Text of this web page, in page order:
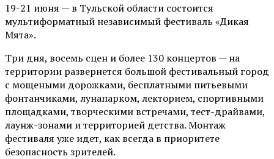
19-21 июня — в Тульской области состоится
мультиформатный независимый фестиваль «Дикая
Мята».
Три дня, восемь сцен и более 130 концертов — на
территории развернется большой фестивальный город
с мощеными дорожками, бесплатными питьевыми
фонтанчиками, лунапарком, лекторием, спортивными
площадками, творческими встречами, тест-драйвами,
лаунж-зонами и территорией детства. Монтаж
фестиваля уже идет, как всегда в приоритете
безопасность зрителей.